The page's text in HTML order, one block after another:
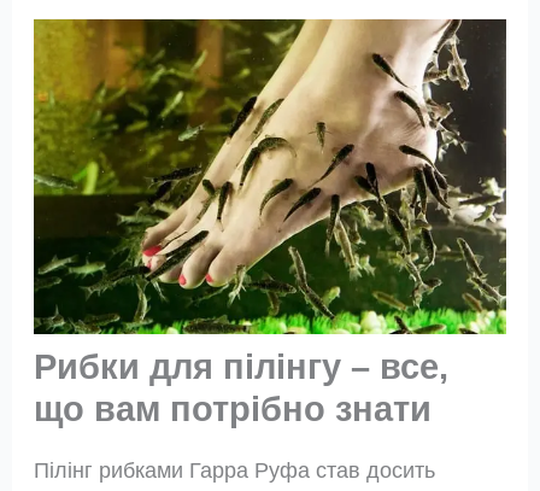
Рибки для пілінгу – все,
що вам потрібно знати
Пілінг рибками Гарра Руфа став досить